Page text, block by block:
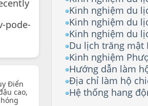
Kinh nghiệm du
Kinh nghiệm du
Kinh nghiệm du
Du lịch trăng mật
Kinh nghiệm
Hướng dẫn làm
Địa chỉ làm hộ
Hệ thống hang
pode-
Điển
cao,